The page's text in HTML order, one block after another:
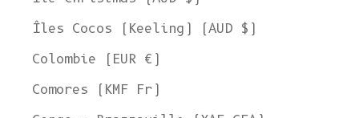
Îles Cocos (Keeling) (AUD $)
Colombie (EUR €)
Comores (KMF Fr)